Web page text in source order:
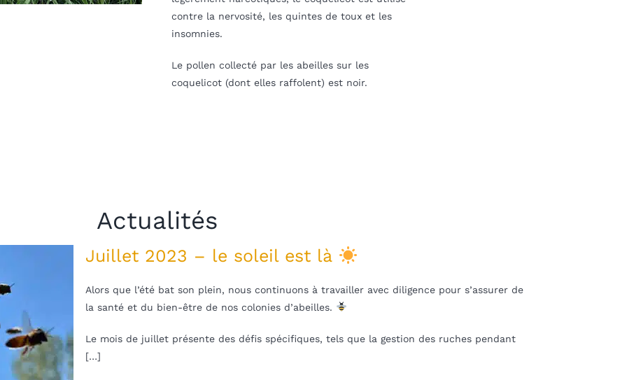
contre la nervosité, les quintes de toux et les
insomnies.
Le pollen collecté par les abeilles sur les
coquelicot (dont elles raffolent) est noir.
Actualités
Juillet 2023 – le soleil est là
Alors que l’été bat son plein, nous continuons à travailler avec diligence pour s’assurer de
la santé et du bien-être de nos colonies d’abeilles.
Le mois de juillet présente des défis spécifiques, tels que la gestion des ruches pendant
[…]